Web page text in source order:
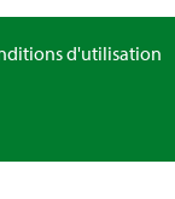
d'utilisation